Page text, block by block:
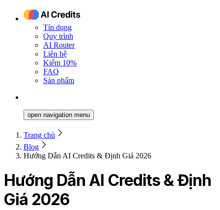
Tín dụng
Quy trình
AI Router
Liên hệ
Kiếm 10%
FAQ
Sản phẩm
open navigation menu
Trang chủ
Blog
Hướng Dẫn AI Credits & Định Giá 2026
Hướng Dẫn AI Credits & Định
Giá 2026